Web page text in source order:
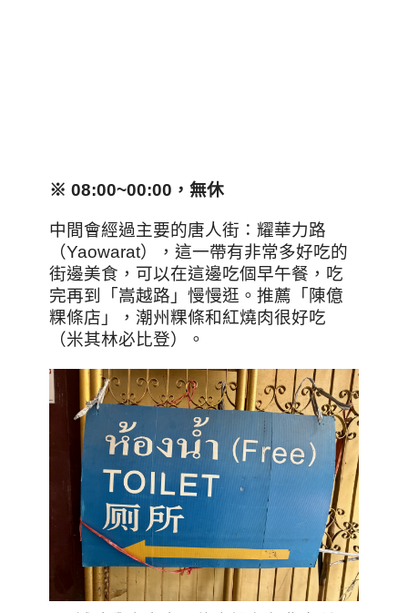
※ 08:00~00:00，無休
中間會經過主要的唐人街：耀華力路
（Yaowarat），這一帶有非常多好吃的
街邊美食，可以在這邊吃個早午餐，吃
完再到「嵩越路」慢慢逛。推薦「陳億
粿條店」，潮州粿條和紅燒肉很好吃
（米其林必比登）。